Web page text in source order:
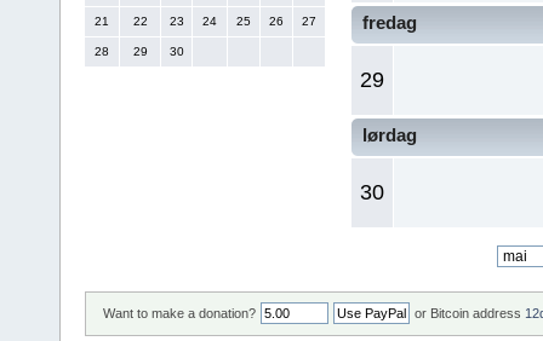
21 22 23 24 25 26 27
28 29 30
fredag
29
lørdag
30
Want to make a donation? or Bitcoin address